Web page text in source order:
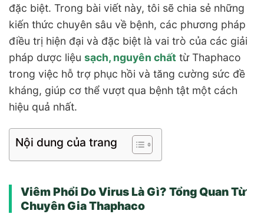
đặc biệt. Trong bài viết này, tôi sẽ chia sẻ những
kiến thức chuyên sâu về bệnh, các phương pháp
điều trị hiện đại và đặc biệt là vai trò của các giải
pháp dược liệu sạch, nguyên chất từ Thaphaco
trong việc hỗ trợ phục hồi và tăng cường sức đề
kháng, giúp cơ thể vượt qua bệnh tật một cách
hiệu quả nhất.
Nội dung của trang
Viêm Phổi Do Virus Là Gì? Tổng Quan Từ
Chuyên Gia Thaphaco